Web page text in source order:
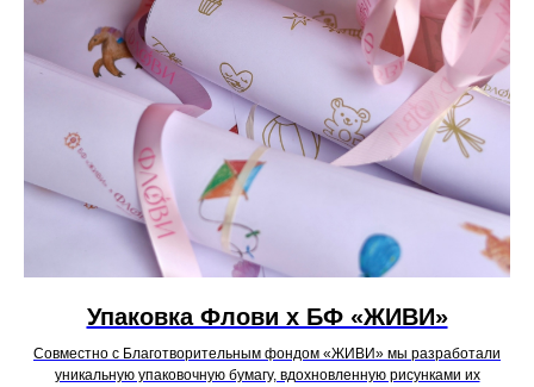
Упаковка Флови х БФ «ЖИВИ»
Совместно с Благотворительным фондом «ЖИВИ» мы разработали
уникальную упаковочную бумагу, вдохновленную рисунками их